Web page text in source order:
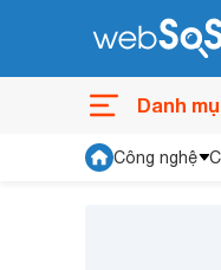
Danh
Công nghệ